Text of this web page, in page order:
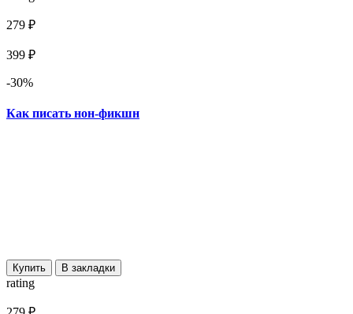
279 ₽
399 ₽
-30%
Как писать нон-фикшн
Купить В закладки
rating